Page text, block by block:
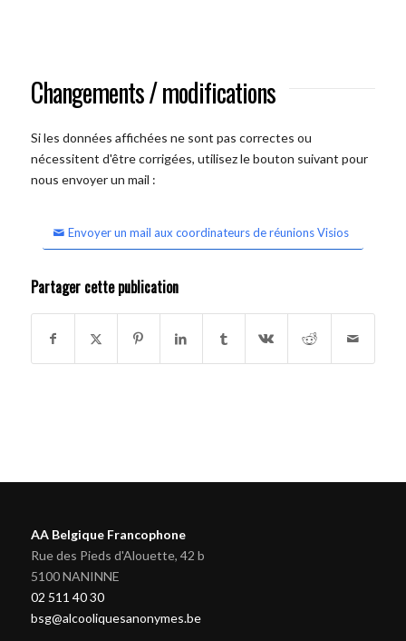
Changements / modifications
Si les données affichées ne sont pas correctes ou
nécessitent d'être corrigées, utilisez le bouton suivant pour
nous envoyer un mail :
Envoyer un mail aux coordinateurs de réunions Visios
Partager cette publication
AA Belgique Francophone
Rue des Pieds d'Alouette, 42 b
5100 NANINNE
02 511 40 30
bsg@alcooliquesanonymes.be